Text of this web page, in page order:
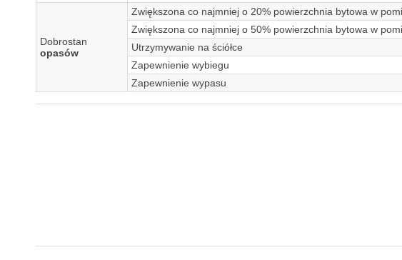
Dobrostan
opasów
Zwiększona co najmniej o 20% powierzchnia bytowa w
Zwiększona co najmniej o 50% powierzchnia bytowa w
Utrzymywanie na ściółce
Zapewnienie wybiegu
Zapewnienie wypasu